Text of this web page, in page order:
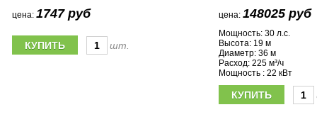
цена: 1747 руб
шт.
цена: 148025 руб
Мощность: 30 л.с.
Высота: 19 м
Диаметр: 36 м
Расход: 225 м³/ч
Мощность : 22 кВт